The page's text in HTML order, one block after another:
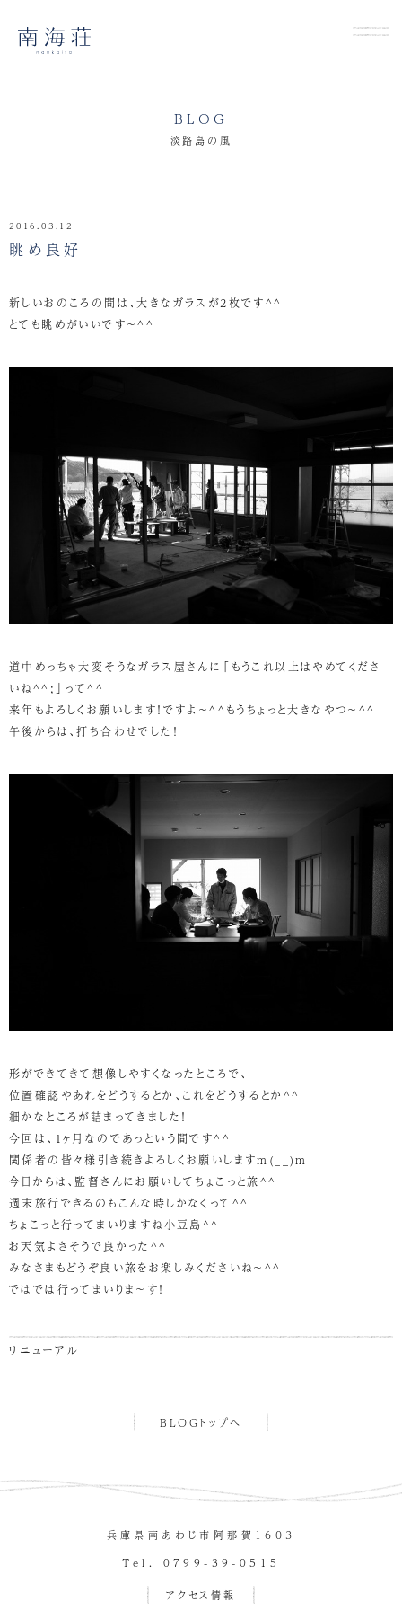
BLOG
淡路島の風
2016.03.12
眺め良好
新しいおのころの間は、大きなガラスが2枚です^^
とても眺めがいいです～^^
道中めっちゃ大変そうなガラス屋さんに「もうこれ以上はやめてくださ
いね^^;」って^^
来年もよろしくお願いします！ですよ～^^もうちょっと大きなやつ～^^
午後からは、打ち合わせでした！
形ができてきて想像しやすくなったところで、
位置確認やあれをどうするとか、これをどうするとか^^
細かなところが詰まってきました！
今回は、１ヶ月なのであっという間です^^
関係者の皆々様引き続きよろしくお願いしますm(__)m
今日からは、監督さんにお願いしてちょこっと旅^^
週末旅行できるのもこんな時しかなくって^^
ちょこっと行ってまいりますね小豆島^^
お天気よさそうで良かった^^
みなさまもどうぞ良い旅をお楽しみくださいね～^^
ではでは行ってまいりま～す！
リニューアル
BLOGトップへ
兵庫県南あわじ市阿那賀１６０３
Tel. 0799-39-0515
アクセス情報